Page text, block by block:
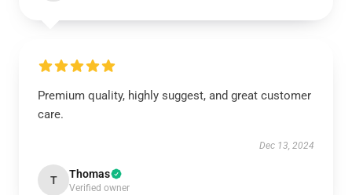
Premium quality, highly suggest, and great customer
care.
Dec 13, 2024
T Thomas
Verified owner